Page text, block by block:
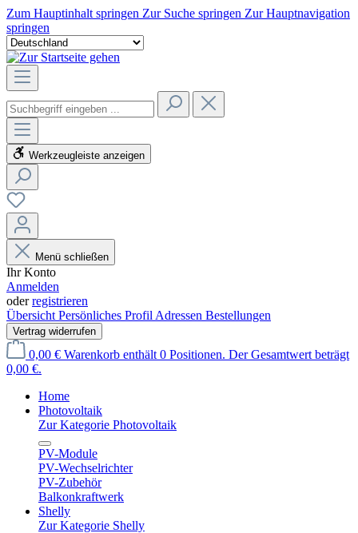
Zum Hauptinhalt springen Zur Suche springen Zur Hauptnavigation
springen
Werkzeugleiste anzeigen
Menü schließen
Ihr Konto
Anmelden
oderregistrieren
Übersicht Persönliches Profil Adressen Bestellungen
Vertrag widerrufen
0,00 € Warenkorb enthält 0 Positionen. Der Gesamtwert beträgt
0,00 €.
Home
Photovoltaik
Zur Kategorie Photovoltaik
PV-Module
PV-Wechselrichter
PV-Zubehör
Balkonkraftwerk
Shelly
Zur Kategorie Shelly